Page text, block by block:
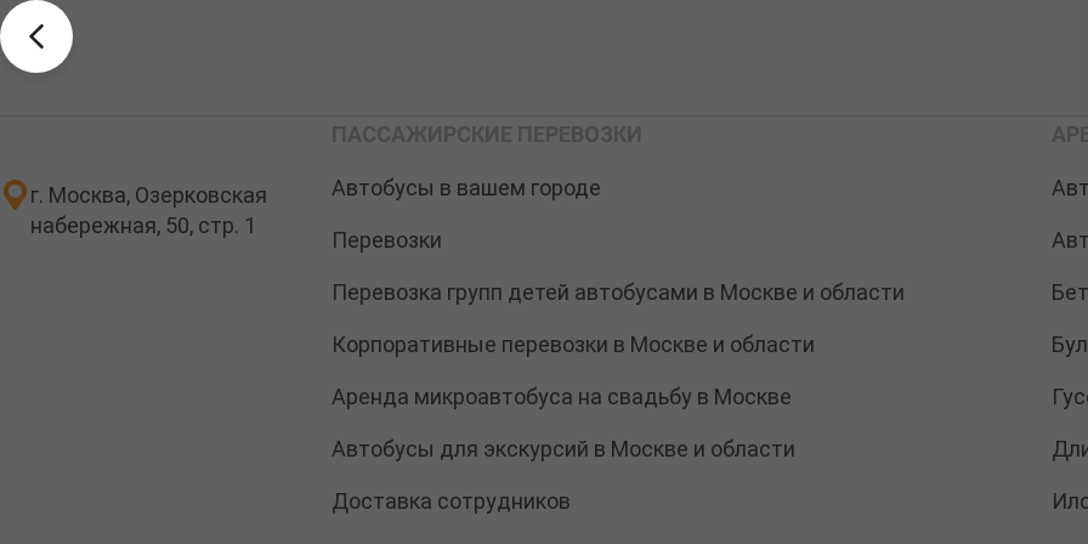
г. Москва, Озерковская
набережная, 50, стр. 1
ПАССАЖИРСКИЕ ПЕРЕВОЗКИ
Автобусы в вашем городе
Перевозки
Перевозка групп детей автобусами в Москве и области
Корпоративные перевозки в Москве и области
Аренда микроавтобуса на свадьбу в Москве
Автобусы для экскурсий в Москве и области
Доставка сотрудников